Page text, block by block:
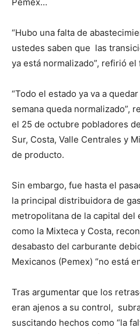
“Hubo una falta de
ustedes saben que las
ya está normalizado”, refirió el
“Todo el estado ya va a
semana queda normalizado”,
el 25 de octubre pobladores
Sur, Costa, Valle Centrales y
de producto.
Sin embargo, fue hasta el
la principal distribuidora de
metropolitana de la capital del
como la Mixteca y Costa,
desabasto del carburante
Mexicanos (Pemex) “no está
Tras argumentar que los
eran ajenos a su control,
suscitando hechos como “la